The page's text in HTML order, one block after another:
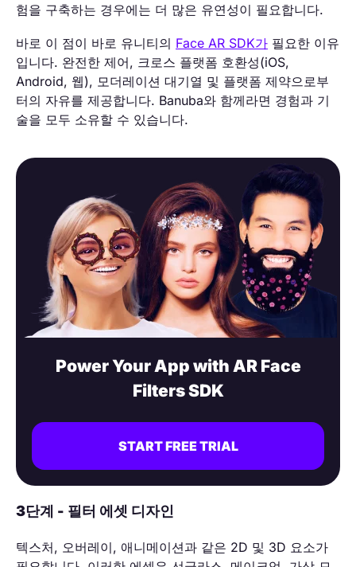
험을 구축하는 경우에는 더 많은 유연성이 필요합니다.
바로 이 점이 바로 유니티의 Face AR SDK가 필요한 이유
입니다. 완전한 제어, 크로스 플랫폼 호환성(iOS,
Android, 웹), 모더레이션 대기열 및 플랫폼 제약으로부
터의 자유를 제공합니다. Banuba와 함께라면 경험과 기
술을 모두 소유할 수 있습니다.
Power Your App with AR Face
Filters SDK
START FREE TRIAL
3단계 - 필터 에셋 디자인
텍스처, 오버레이, 애니메이션과 같은 2D 및 3D 요소가